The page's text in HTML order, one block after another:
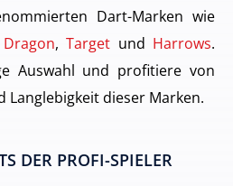
Dart-Marken wie
,Target und Harrows.
Auswahl und profitiere von
Langlebigkeit dieser Marken.
DER PROFI-SPIELER